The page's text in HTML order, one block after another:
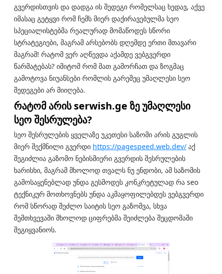
გვერდისთვის და დადგა ის შედეგი რომელსაც ხედავ, აქვე
იმასაც გეტყვი რომ ჩემს მიერ დაქირავებულმა სეო
სპეციალისტებმა რეალურად მომაწოდეს სწორი
სტრატეგიები, მაგრამ არსებობს დღემდე ერთი მთავარი
მაგრამ! რატომ ვერ აღწევდა აქამდე ვებგვერდი
წარმატებას? იმიტომ რომ მათ გამორჩათ და ზოგმაც
გამოტოვა ნიუანსები რომლის გარეშეც უმაღლესი სეო
შედეგები არ მიიღება.
რატომ არის serwish.ge ზე უმაღლესი
სეო შესრულება?
სეო შესრულების ყველაზე უკეთესი საზომი არის გუგლის
მიერ შექმნილი გვერდი https://pagespeed.web.dev/ აქ
შეგიძლია გაზომო ნებისმიერი გვერდის შესრულების
ხარისხი, მაგრამ მხოლოდ თვალს ნუ ენდობი, ამ საზომის
გამოსაყენებლად უნდა გესმოდეს კონკრეტულად რა seo
ტექნიკურ მოთხოვნებს უნდა აკმაყოფილებდეს ვებგვერდი
რომ სწორად შეძლო საიტის სეო გაზომვა, სხვა
შემთხვევაში მხოლოდ ციფრებმა შეიძლება შეცდომაში
შეგიყვანიოს.